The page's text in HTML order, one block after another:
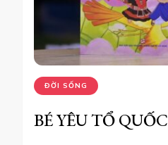
ĐỜI SỐNG
BÉ YÊU TỔ QUỐC